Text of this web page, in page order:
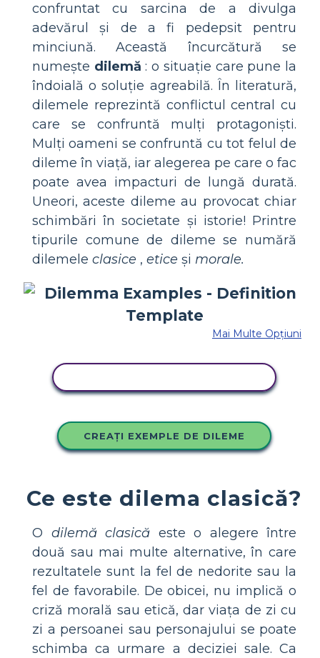
confruntat cu sarcina de a divulga
adevărul și de a fi pedepsit pentru
minciună. Această încurcătură se
numește dilemă : o situație care pune la
îndoială o soluție agreabilă. În literatură,
dilemele reprezintă conflictul central cu
care se confruntă mulți protagoniști.
Mulți oameni se confruntă cu tot felul de
dileme în viață, iar alegerea pe care o fac
poate avea impacturi de lungă durată.
Uneori, aceste dileme au provocat chiar
schimbări în societate și istorie! Printre
tipurile comune de dileme se numără
dilemele clasice , etice și morale.
Mai Multe Opțiuni
CREAȚI EXEMPLE DE DILEME
Ce este dilema clasică?
O dilemă clasică este o alegere între
două sau mai multe alternative, în care
rezultatele sunt la fel de nedorite sau la
fel de favorabile. De obicei, nu implică o
criză morală sau etică, dar viața de zi cu
zi a persoanei sau personajului se poate
schimba ca urmare a deciziei sale. Ca